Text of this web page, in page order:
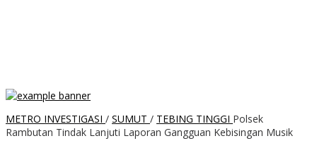
METRO INVESTIGASI / SUMUT / TEBING TINGGI Polsek
Rambutan Tindak Lanjuti Laporan Gangguan Kebisingan Musik